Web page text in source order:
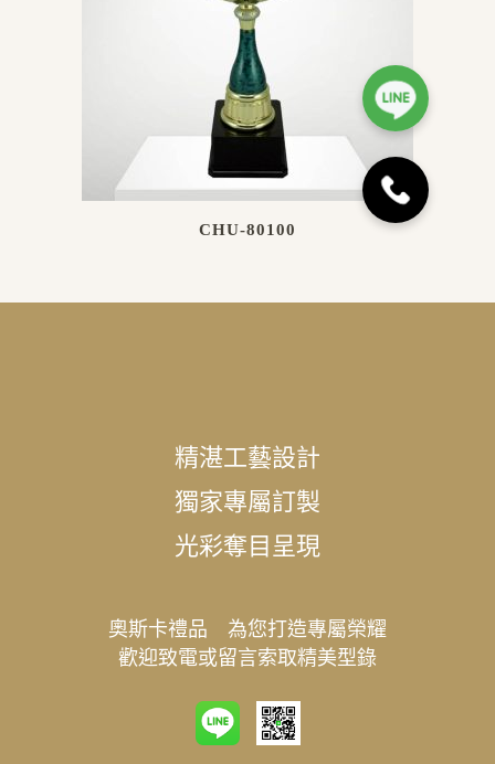
CHU-80100
精湛工藝設計
獨家專屬訂製
光彩奪目呈現
奧斯卡禮品 為您打造專屬榮耀
歡迎致電或留言索取精美型錄